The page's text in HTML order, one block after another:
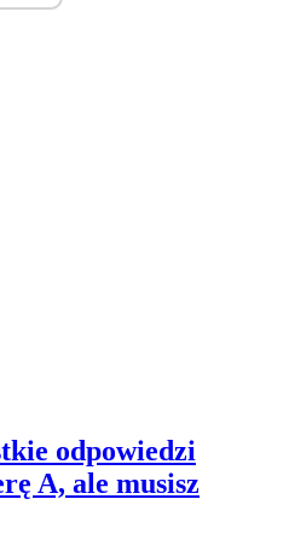
odpowiedzi
A, ale musisz